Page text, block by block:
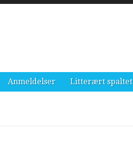
Anmeldelser Litterært spaltet